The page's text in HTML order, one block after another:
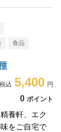
食品
5,400
0 ポイント
養軒、エク
をご自宅で